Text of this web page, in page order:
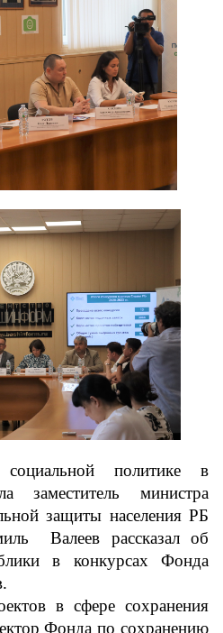
политике в
заместитель министра
защиты населения РБ
Валеев рассказал об
в конкурсах Фонда
в сфере сохранения
Фонда по сохранению